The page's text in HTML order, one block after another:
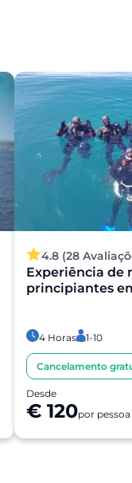
4.8 (28
Experiência de
principiantes
4 Horas 1-10
Cancelamento
Desde
€ 120por pessoa